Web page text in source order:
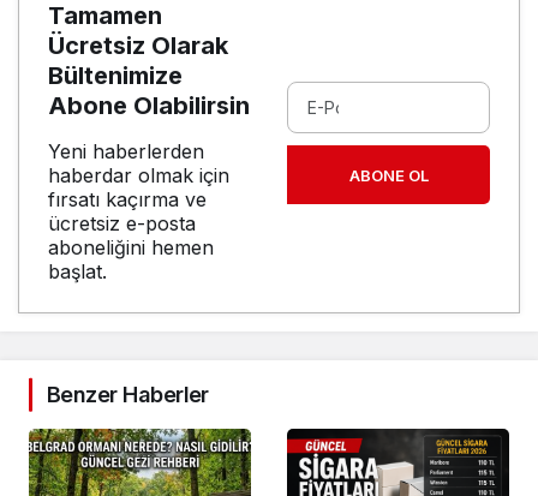
Tamamen
Ücretsiz Olarak
Bültenimize
Abone Olabilirsin
Yeni haberlerden
haberdar olmak için
fırsatı kaçırma ve
ücretsiz e-posta
aboneliğini hemen
başlat.
ABONE OL
Benzer Haberler